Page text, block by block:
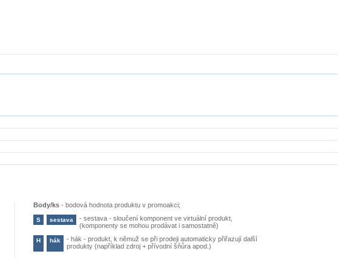
Body/ks -bodová hodnota produktu v promoakci;
S sestava -sestava - sloučení komponent ve virtuální produkt,
(komponenty se mohou prodávat i samostatně)
H hák -hák - produkt, k němuž se při prodeji automaticky přiřazují další
produkty (například zdroj + přívodní šňůra apod.)